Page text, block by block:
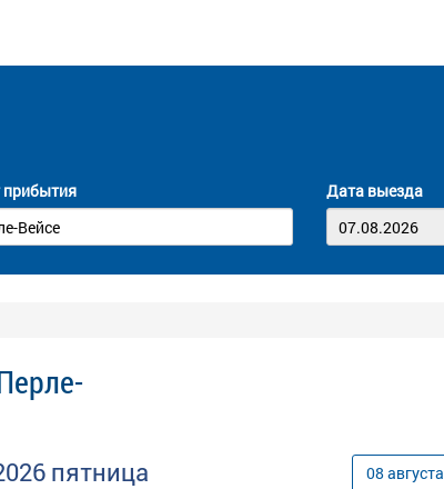
прибытия Дата выезда
пятница 08 августа